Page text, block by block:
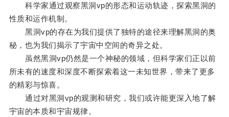
科学家通过观察黑洞vp的形态和运动轨迹，探索黑洞的
性质和运作机制。
黑洞vp的存在为我们提供了独特的途径来理解黑洞的奥
秘，也为我们揭示了宇宙中空间的奇异之处。
虽然黑洞vp仍然是一个神秘的领域，但科学家们正以前
所未有的速度和深度不断探索着这一未知世界，带来了更多
的精彩与惊喜。
通过对黑洞vp的观测和研究，我们或许能更深入地了解
宇宙的本质和宇宙规律。